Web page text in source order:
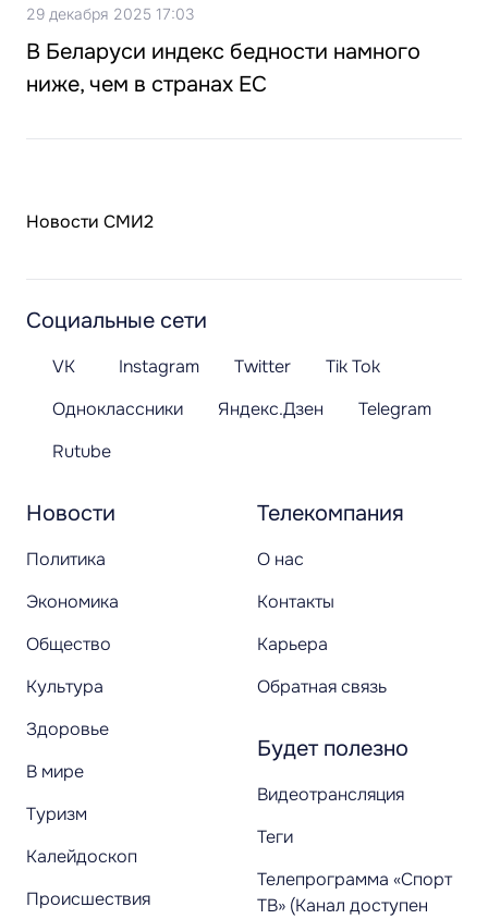
29 декабря 2025 17:03
В Беларуси индекс бедности намного
ниже, чем в странах ЕС
Новости СМИ2
Новости
Политика
Экономика
Общество
Культура
Здоровье
В мире
Туризм
Калейдоскоп
Происшествия
Телекомпания
О нас
Контакты
Карьера
Обратная связь
Будет полезно
Видеотрансляция
Теги
Телепрограмма «Спорт
ТВ» (Канал доступен
Социальные сети
VK Instagram Twitter
Tik Tok
Одноклассники
Яндекс.Дзен
Telegram
Rutube